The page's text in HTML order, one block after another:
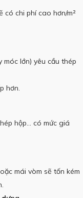
có chi phí cao hơn/m²
lớn) yêu cầu thép
hơn.
hộp… có mức giá
mái vòm sẽ tốn kém